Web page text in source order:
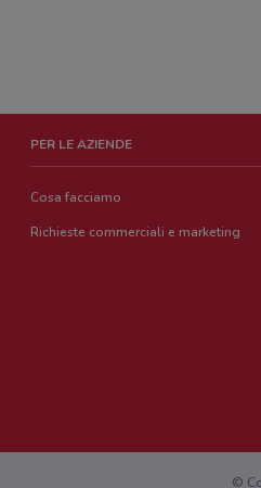
PER LE AZIENDE
Cosa facciamo
Richieste commerciali e marketing
©